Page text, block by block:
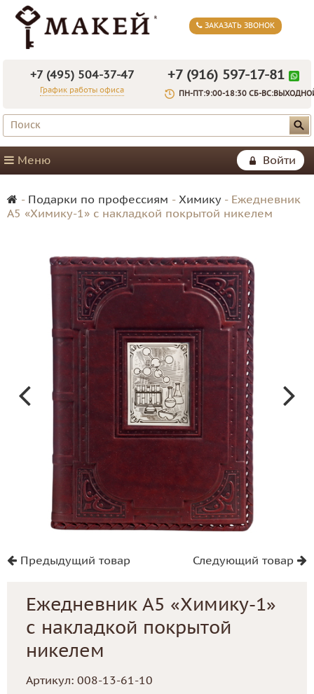
ЗАКАЗАТЬ ЗВОНОК
+7 (495) 504-37-47
График работы офиса
+7 (916) 597-17-81
ПН-ПТ:9:00-18:30 СБ-
Войти
Меню
- Подарки по профессиям - Химику - Ежедневник
А5 «Химику-1» с накладкой покрытой никелем
Предыдущий товар Следующий товар
Ежедневник А5 «Химику-1»
с накладкой покрытой
никелем
Артикул: 008-13-61-10